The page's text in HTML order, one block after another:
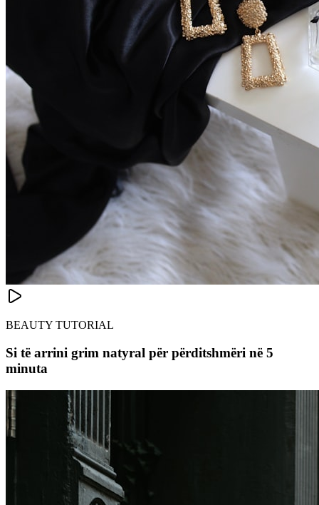
BEAUTY TUTORIAL
Si të arrini grim natyral për përditshmëri në 5
minuta